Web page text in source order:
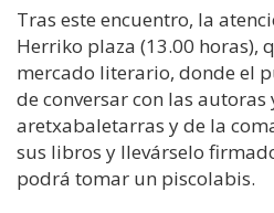
Tras este encuentro, la
Herriko plaza (13.00 horas),
mercado literario, donde el
de conversar con las autoras
aretxabaletarras y de la
sus libros y llevárselo
podrá tomar un piscolabis.